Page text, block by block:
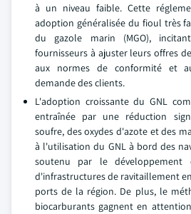
à un niveau faible. Cette
adoption généralisée du fioul très
du gazole marin (MGO),
fournisseurs à ajuster leurs offres
aux normes de conformité et
demande des clients.
L'adoption croissante du GNL
entraînée par une réduction
soufre, des oxydes d'azote et des
à l'utilisation du GNL à bord des
soutenu par le
d'infrastructures de ravitaillement
ports de la région. De plus, le
biocarburants gagnent en